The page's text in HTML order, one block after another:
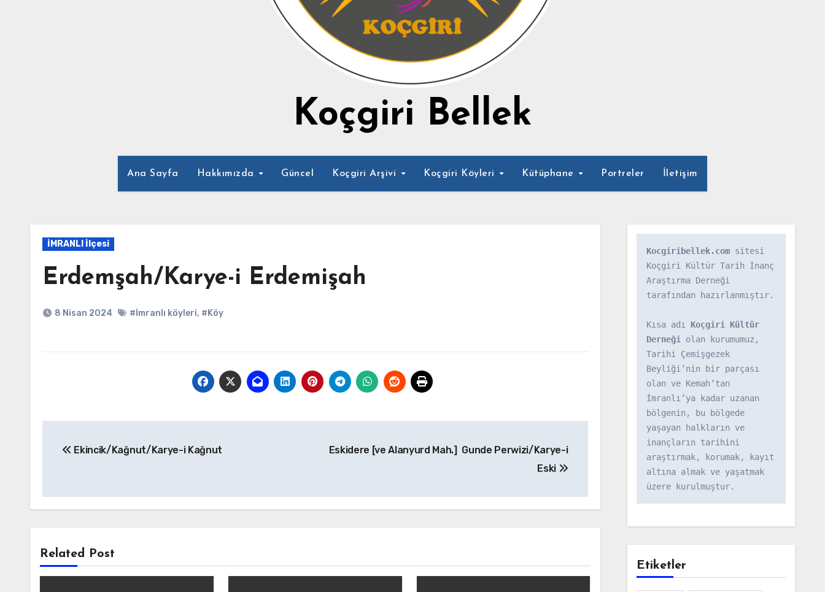
Koçgiri Bellek
Ana Sayfa Hakkımızda Güncel Koçgiri Arşivi Koçgiri Köyleri Kütüphane Portreler İletişim
İMRANLI İlçesi
Erdemşah/Karye-i Erdemişah
8 Nisan 2024 #İmranlı köyleri, #Köy
gezinmesi
Ekincik/Kağnut/Karye-i Kağnut
Eskidere [ve Alanyurd Mah.] Gunde Perwizi/Karye-i
Eski
Related Post
Kocgiribellek.com sitesi
Koçgiri Kültür Tarih İnanç
Araştırma Derneği
tarafından hazırlanmıştır.
Kısa adı Koçgiri Kültür
Derneği olan kurumumuz,
Tarihi Çemişgezek
Beyliği’nin bir parçası
olan ve Kemah’tan
İmranlı’ya kadar uzanan
bölgenin, bu bölgede
yaşayan halkların ve
inançların tarihini
araştırmak, korumak, kayıt
altına almak ve yaşatmak
üzere kurulmuştur.
Etiketler